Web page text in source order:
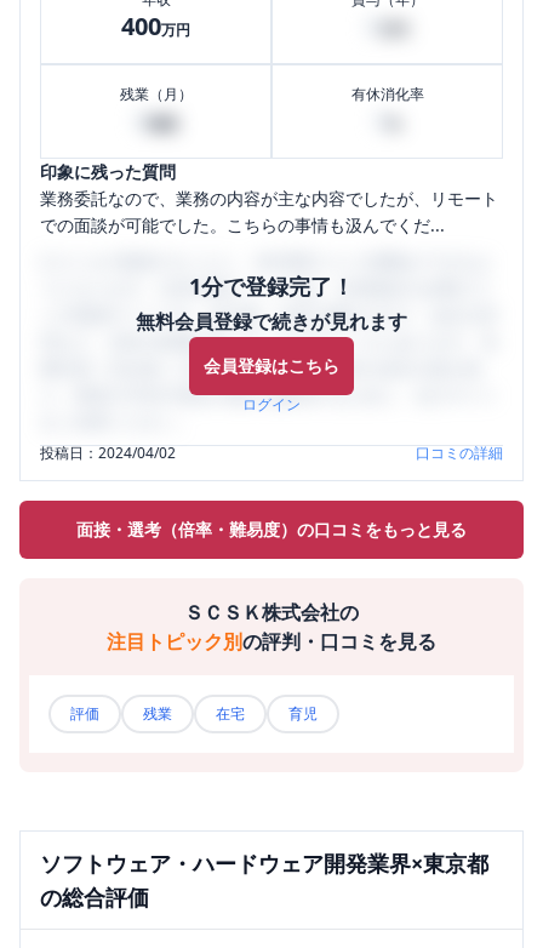
400万円
残業（月） 有休消化率
印象に残った質問
業務委託なので、業務の内容が主な内容でしたが、リモート
での面談が可能でした。こちらの事情も汲んでくだ...
1分で登録完了！
無料会員登録で続きが見れます
会員登録はこちら
ログイン
うになります。SHEHUB(シーハブ)は、女性限定の企業口コ
ミの投稿サイトです。給与面・女性の働きやすさ・会社の評
判など、女性の転職は気にすべき点がたくさんあります。先
輩社員（元社員）の口コミを通して、本当の会社の姿を知
り、将来の不安や現在の悩みを解消するために、ぜひサイト
投稿日：2024/04/02 口コミの詳細
面接・選考（倍率・難易度）の口コミをもっと見る
ＳＣＳＫ株式会社の
注目トピック別の評判・口コミを見る
評価 残業 在宅 育児
ソフトウェア・ハードウェア開発業界×東京都
の総合評価